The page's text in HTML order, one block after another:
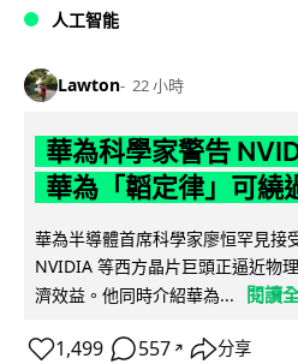
人工智能
Lawton 22 小時
華為科學家警告
華為「韜定律」可繞
華為半導體首席科學家廖恒罕見接
NVIDIA 等西方晶片巨頭正逼近物
濟效益。他同時介紹華為...
閱讀
1,499 557 ↗ 分享